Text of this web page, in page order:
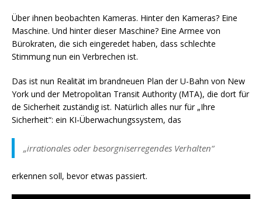
Über ihnen beobachten Kameras. Hinter den Kameras? Eine
Maschine. Und hinter dieser Maschine? Eine Armee von
Bürokraten, die sich eingeredet haben, dass schlechte
Stimmung nun ein Verbrechen ist.
Das ist nun Realität im brandneuen Plan der U-Bahn von New
York und der Metropolitan Transit Authority (MTA), die dort für
de Sicherheit zuständig ist. Natürlich alles nur für „Ihre
Sicherheit“: ein KI-Überwachungssystem, das
„irrationales oder besorgniserregendes Verhalten“
erkennen soll, bevor etwas passiert.